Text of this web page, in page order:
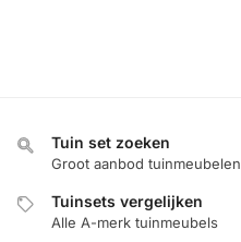
Tuin set zoeken
Groot aanbod tuinmeubelen
Tuinsets vergelijken
Alle A-merk tuinmeubels